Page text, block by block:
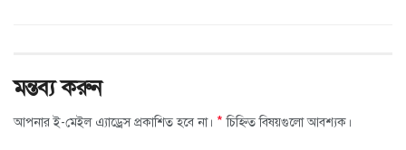
মন্তব্য করুন
আপনার ই-মেইল এ্যাড্রেস প্রকাশিত হবে না। * চিহ্নিত বিষয়গুলো আবশ্যক।